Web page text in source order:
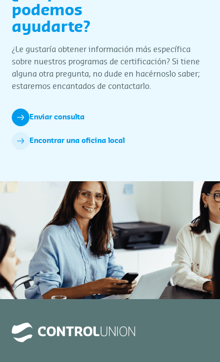
podemos
ayudarte?
¿Le gustaría obtener información más específica
sobre nuestros programas de certificación? Si tiene
alguna otra pregunta, no dude en hacérnoslo saber;
estaremos encantados de contactarlo.
Enviar consulta
Encontrar una oficina local